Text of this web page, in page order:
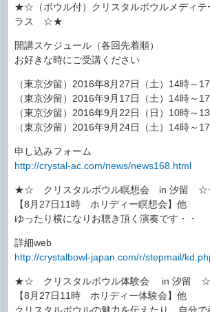
★☆（ボウル付）クリスタルボウルメディテ
ラス ☆★
開講スケジュール（各回先着順）
お好きな時にご受講ください
（東京汐留）2016年8月27日（土）14時～
（東京汐留）2016年9月17日（土）14時～
（東京汐留）2016年9月22日（日）10時～
（東京汐留）2016年9月24日（土）14時～
申し込みフォーム
http://crystal-ac.com/news/news168.html
★☆ クリスタルボウル瞑想会 in 汐留
【8月27日11時 ホリディー瞑想会】他
ゆったり横になりお聴き頂く演奏です・・
詳細web
http://crystalbowl-japan.com/r/stepmail/
★☆ クリスタルボウル体験会 in 汐留
【8月27日11時 ホリディー体験会】他
クリスタルボウルの魅力を伝えたり、自分